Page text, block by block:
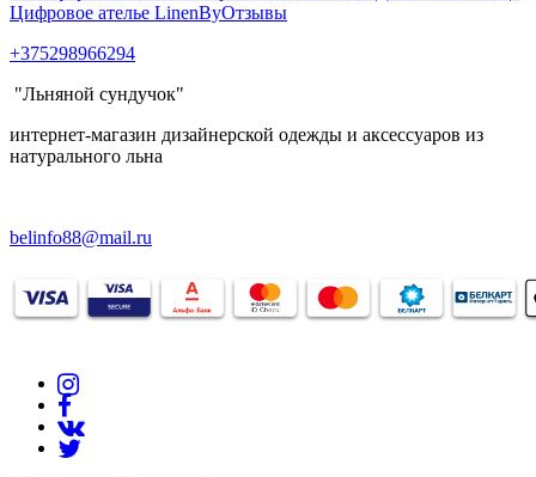
Цифровое ателье LinenByОтзывы
+375298966294
"Льняной сундучок"
интернет-магазин дизайнерской одежды и аксессуаров из
натурального льна
belinfo88@mail.ru